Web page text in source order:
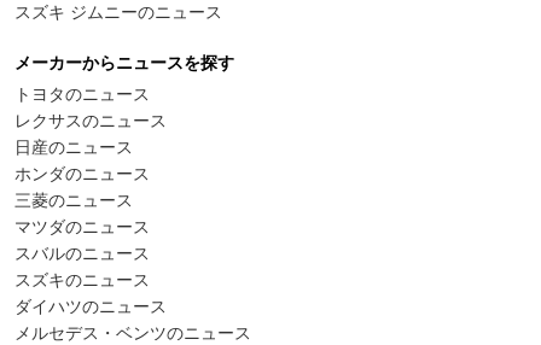
スズキ ジムニーのニュース
メーカーからニュースを探す
トヨタのニュース
レクサスのニュース
日産のニュース
ホンダのニュース
三菱のニュース
マツダのニュース
スバルのニュース
スズキのニュース
ダイハツのニュース
メルセデス・ベンツのニュース